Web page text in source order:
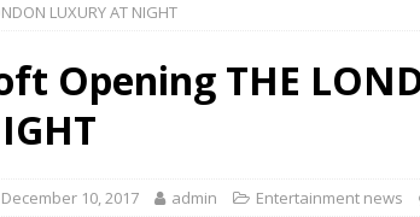
นใหญ่ผนึกกำลัง สกัด!! เจาะสนามเจดีย์ใหญ่: เมื่อคะแนนนิยม ‘ส้ม’
ปักธงผู้นำ EV สองล้อที่เข้าใจผู้ใช้ไทยมากที่สุด
นวัตกรรมอาหารสุขภาพ “GIN-D” EVENT SOCIAL LIFE
LUXURY AT NIGHT
Opening THE
December 10, 2017 admin Entertainment news